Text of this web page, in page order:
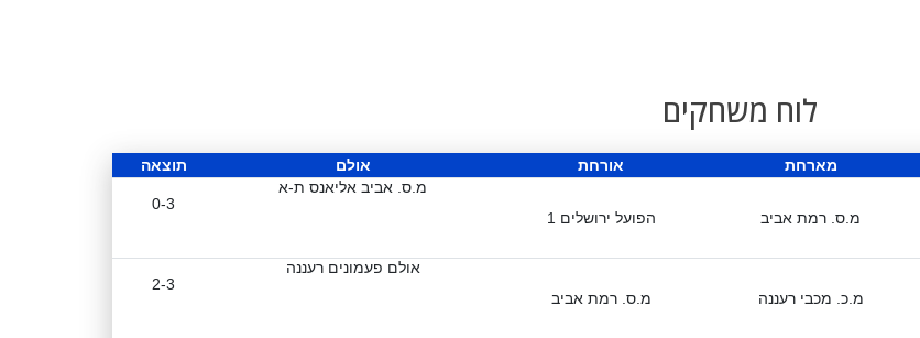
לוח משחקים
מארחת אורחת אולם
תוצאה
מ.ס. רמת אביב הפועל ירושלים 1
מ.ס. אביב אליאנס ת-א
0-3
מ.כ. מכבי רעננה מ.ס. רמת אביב
אולם פעמונים רעננה
2-3